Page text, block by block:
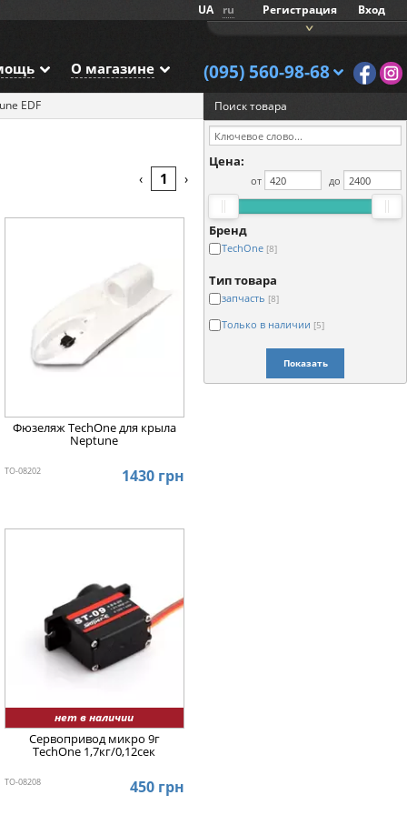
UA ru Регистрация Вход
О магазине (095) 560-98-68
EDF
‹ 1 ›
Фюзеляж TechOne для крыла
Neptune
TO-08202 1430 грн
нет в наличии
Сервопривод микро 9г
TechOne 1,7кг/0,12сек
TO-08208 450 грн
Поиск товара
Цена:
от до
Бренд
TechOne [8]
Тип товара
запчасть [8]
Только в наличии [5]
Показать